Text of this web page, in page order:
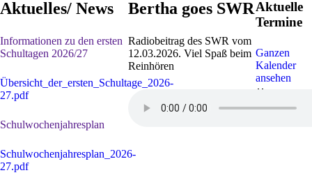
Aktuelles/ News
Informationen zu den ersten
Schultagen 2026/27
Übersicht_der_ersten_Schultage_2026-
27.pdf
Schulwochenjahresplan
Schulwochenjahresplan_2026-
27.pdf
Bertha goes SWR
Radiobeitrag des SWR vom
12.03.2026. Viel Spaß beim
Reinhören
Aktuelle
Termine
Ganzen
Kalender
ansehen
Sep. 2026